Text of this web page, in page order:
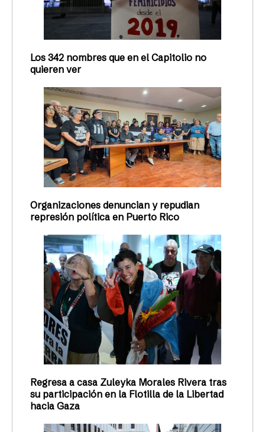
Los 342 nombres que en el Capitolio no
quieren ver
Organizaciones denuncian y repudian
represión política en Puerto Rico
Regresa a casa Zuleyka Morales Rivera tras
su participación en la Flotilla de la Libertad
hacia Gaza